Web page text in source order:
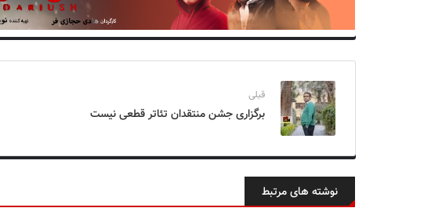
قبلی
برگزاری جشن منتقدان تئاتر قطعی نیست
نوشته های مرتبط